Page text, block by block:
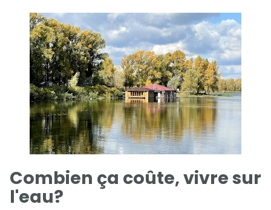
Combien ça coûte, vivre sur
l'eau?